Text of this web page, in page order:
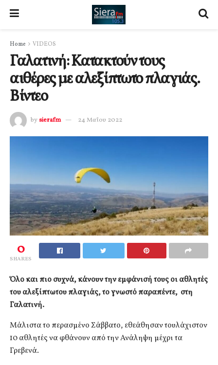
Home VIDEOS
Γαλατινή: Κατακτούν τους
αιθέρες με αλεξίπτωτο πλαγιάς.
Βίντεο
by sierafm 24 Μαΐου 2022
0
SHARES
Όλο και πιο συχνά, κάνουν την εμφάνισή τους οι αθλητές
του αλεξίπτωτου πλαγιάς, το γνωστό παραπέντε, στη
Γαλατινή.
Μάλιστα το περασμένο Σάββατο, εθεάθησαν τουλάχιστον
10 αθλητές να φθάνουν από την Ανάληψη μέχρι τα
Γρεβενά.